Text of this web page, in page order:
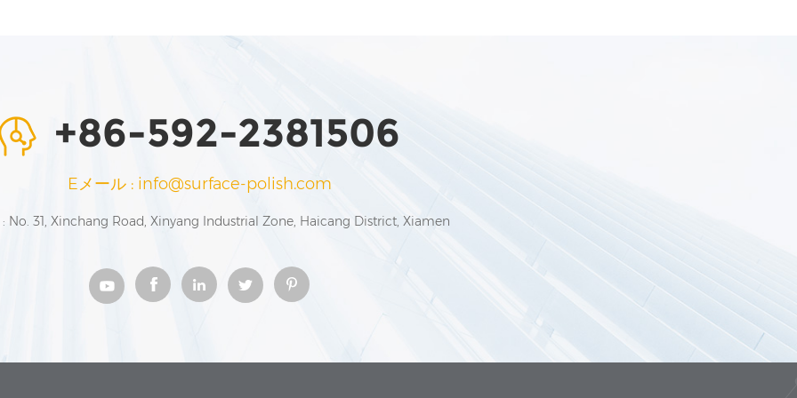
+86-592-2381506
Eメール : info@surface-polish.com
: No. 31, Xinchang Road, Xinyang Industrial Zone, Haicang District, Xiamen